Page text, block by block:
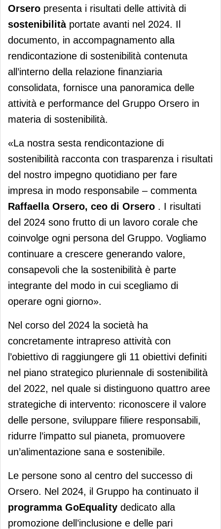
Orsero presenta i risultati di
sostenibilità 2024
Orsero presenta i risultati delle attività di
sostenibilitàportate avanti nel 2024. Il
documento, in accompagnamento alla
rendicontazione di sostenibilità contenuta
all’interno della relazione finanziaria
consolidata, fornisce una panoramica delle
attività e performance del Gruppo Orsero in
materia di sostenibilità.
«La nostra sesta rendicontazione di
sostenibilità racconta con trasparenza i risultati
del nostro impegno quotidiano per fare
impresa in modo responsabile – commenta
Raffaella Orsero, ceo di Orsero ­. I risultati
del 2024 sono frutto di un lavoro corale che
coinvolge ogni persona del Gruppo. Vogliamo
continuare a crescere generando valore,
consapevoli che la sostenibilità è parte
integrante del modo in cui scegliamo di
operare ogni giorno».
Nel corso del 2024 la società ha
concretamente intrapreso attività con
l’obiettivo di raggiungere gli 11 obiettivi definiti
nel piano strategico pluriennale di sostenibilità
del 2022, nel quale si distinguono quattro aree
strategiche di intervento: riconoscere il valore
delle persone, sviluppare filiere responsabili,
ridurre l’impatto sul pianeta, promuovere
un’alimentazione sana e sostenibile.
Le persone sono al centro del successo di
Orsero. Nel 2024, il Gruppo ha continuato il
programma GoEquality dedicato alla
promozione dell’inclusione e delle pari